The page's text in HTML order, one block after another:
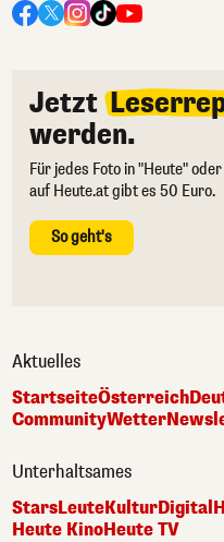
Jetzt
werden.
Für jedes Foto in "Heute"
auf Heute.at gibt es 50 Euro.
So geht's
Aktuelles
StartseiteÖsterreich
CommunityWetter
Unterhaltsames
StarsLeuteKulturDigital
Heute KinoHeute TV